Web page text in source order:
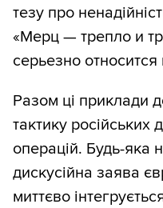
тезу про
«Мерц — трепло и
серьезно
Разом ці приклади
тактику російських
операцій. Будь-яка
дискусійна заява
миттєво